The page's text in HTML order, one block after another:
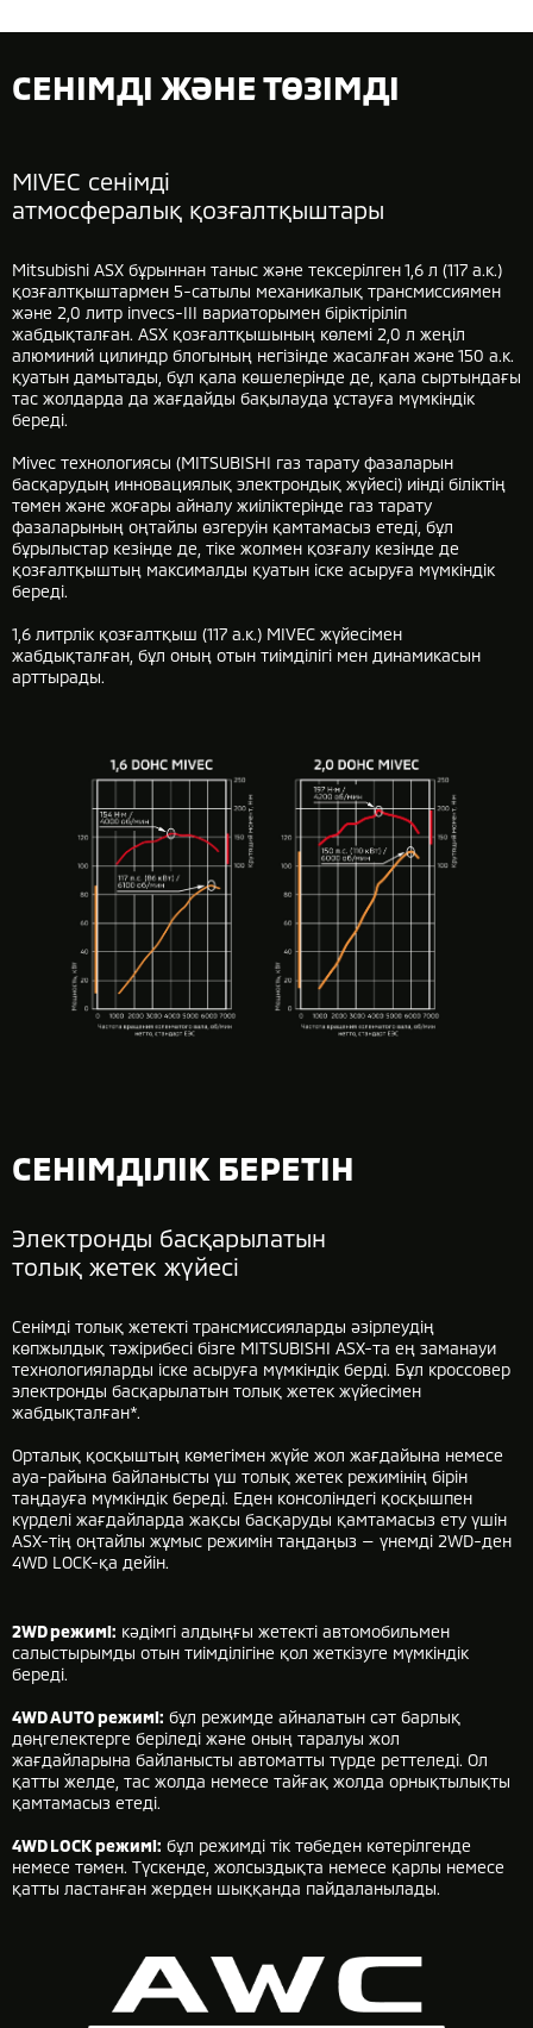
СЕНІМДІ ЖӘНЕ ТӨЗІМДІ
MIVEC сенімді
атмосфералық қозғалтқыштары
Mitsubishi ASX бұрыннан таныс және тексерілген 1,6 л (117 а.к.)
қозғалтқыштармен 5-сатылы механикалық трансмиссиямен
және 2,0 литр invecs-III вариаторымен біріктіріліп
жабдықталған. ASX қозғалтқышының көлемі 2,0 л жеңіл
алюминий цилиндр блогының негізінде жасалған және 150 а.к.
қуатын дамытады, бұл қала көшелерінде де, қала сыртындағы
тас жолдарда да жағдайды бақылауда ұстауға мүмкіндік
береді.
Mivec технологиясы (MITSUBISHI газ тарату фазаларын
басқарудың инновациялық электрондық жүйесі) иінді біліктің
төмен және жоғары айналу жиіліктерінде газ тарату
фазаларының оңтайлы өзгеруін қамтамасыз етеді, бұл
бұрылыстар кезінде де, тіке жолмен қозғалу кезінде де
қозғалтқыштың максималды қуатын іске асыруға мүмкіндік
береді.
1,6 литрлік қозғалтқыш (117 а.к.) MIVEC жүйесімен
жабдықталған, бұл оның отын тиімділігі мен динамикасын
арттырады.
СЕНІМДІЛІК БЕРЕТІН
Электронды басқарылатын
толық жетек жүйесі
Сенімді толық жетекті трансмиссияларды әзірлеудің
көпжылдық тәжірибесі бізге MITSUBISHI ASX-та ең заманауи
технологияларды іске асыруға мүмкіндік берді. Бұл кроссовер
электронды басқарылатын толық жетек жүйесімен
жабдықталған*.
Орталық қосқыштың көмегімен жүйе жол жағдайына немесе
ауа-райына байланысты үш толық жетек режимінің бірін
таңдауға мүмкіндік береді. Еден консоліндегі қосқышпен
күрделі жағдайларда жақсы басқаруды қамтамасыз ету үшін
ASX-тің оңтайлы жұмыс режимін таңдаңыз — үнемді 2WD-ден
4WD LOCK-қа дейін.
2WD режимі: кәдімгі алдыңғы жетекті автомобильмен
салыстырымды отын тиімділігіне қол жеткізуге мүмкіндік
береді.
4WD AUTO режимі: бұл режимде айналатын сәт барлық
дөңгелектерге беріледі және оның таралуы жол
жағдайларына байланысты автоматты түрде реттеледі. Ол
қатты желде, тас жолда немесе тайғақ жолда орнықтылықты
қамтамасыз етеді.
4WD LOCK режимі: бұл режимді тік төбеден көтерілгенде
немесе төмен. Түскенде, жолсыздықта немесе қарлы немесе
қатты ластанған жерден шыққанда пайдаланылады.